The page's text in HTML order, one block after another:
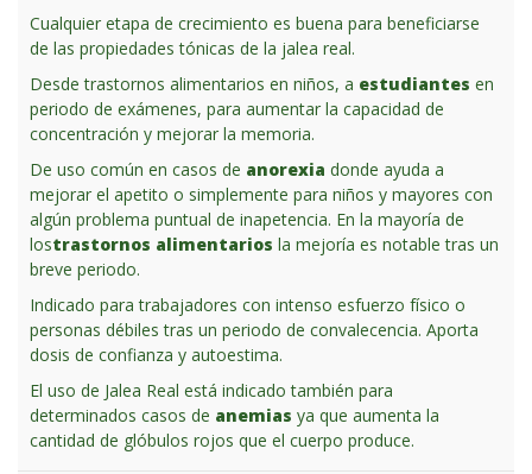
Cualquier etapa de crecimiento es buena para beneficiarse
de las propiedades tónicas de la jalea real.
Desde trastornos alimentarios en niños, a estudiantes en
periodo de exámenes, para aumentar la capacidad de
concentración y mejorar la memoria.
De uso común en casos de anorexia donde ayuda a
mejorar el apetito o simplemente para niños y mayores con
algún problema puntual de inapetencia. En la mayoría de
lostrastornos alimentarios la mejoría es notable tras un
breve periodo.
Indicado para trabajadores con intenso esfuerzo físico o
personas débiles tras un periodo de convalecencia. Aporta
dosis de confianza y autoestima.
El uso de Jalea Real está indicado también para
determinados casos de anemias ya que aumenta la
cantidad de glóbulos rojos que el cuerpo produce.